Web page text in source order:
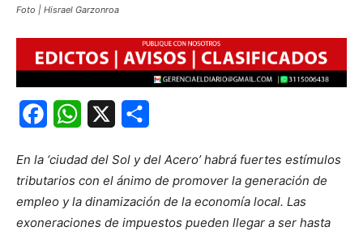
Foto | Hisrael Garzonroa
FacebookWhatsApp
En la ‘ciudad del Sol y del Acero’ habrá fuertes estímulos
tributarios con el ánimo de promover la generación de
empleo y la dinamización de la economía local. Las
exoneraciones de impuestos pueden llegar a ser hasta